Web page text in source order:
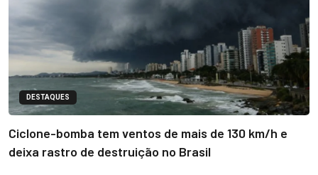
DESTAQUES
Ciclone-bomba tem ventos de mais de 130 km/h e
deixa rastro de destruição no Brasil